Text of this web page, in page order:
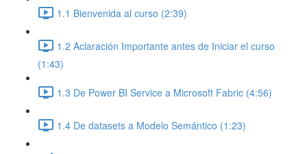
1.1 Bienvenida al curso (2:39)
1.2 Aclaración Importante antes de Iniciar el curso
(1:43)
1.3 De Power BI Service a Microsoft Fabric (4:56)
1.4 De datasets a Modelo Semántico (1:23)